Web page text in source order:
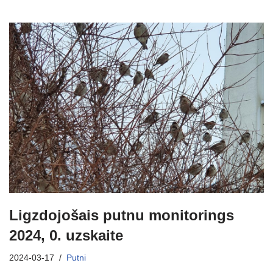
Ligzdojošais putnu monitorings
2024, 0. uzskaite
2024-03-17 Putni